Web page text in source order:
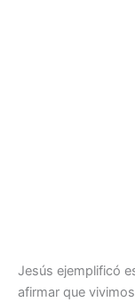
Jesús ejemplificó
afirmar que